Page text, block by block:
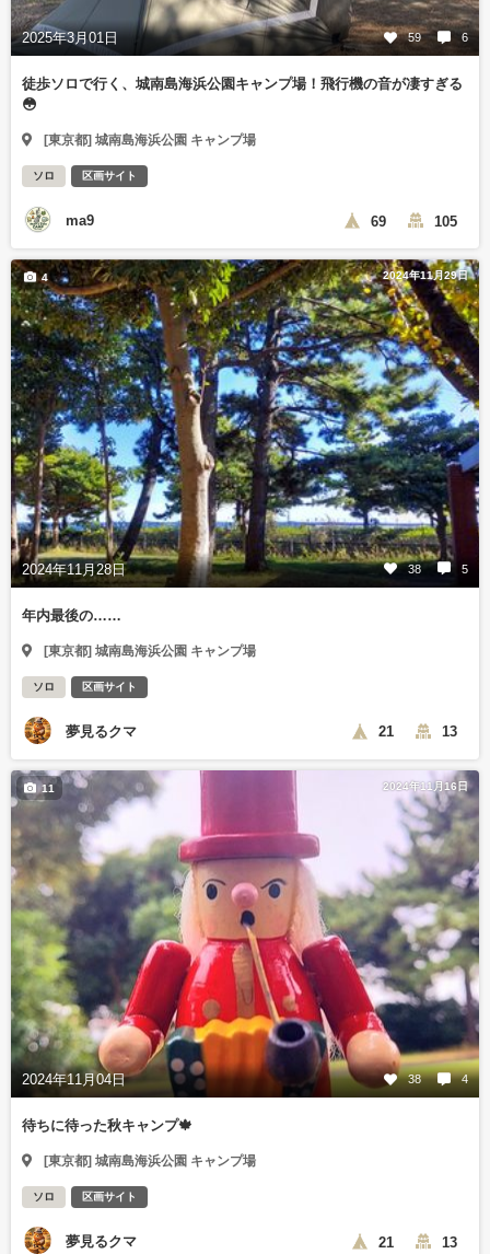
2025年3月01日 59 6
徒歩ソロで行く、城南島海浜公園キャンプ場！飛行機の音が凄すぎる
😳
[東京都] 城南島海浜公園 キャンプ場
ソロ 区画サイト
ma9 69 105
2024年11月29日
2024年11月28日 38 5
4
年内最後の……
[東京都] 城南島海浜公園 キャンプ場
ソロ 区画サイト
夢見るクマ 21 13
2024年11月16日
2024年11月04日 38 4
11
待ちに待った秋キャンプ🍁
[東京都] 城南島海浜公園 キャンプ場
ソロ 区画サイト
夢見るクマ 21 13